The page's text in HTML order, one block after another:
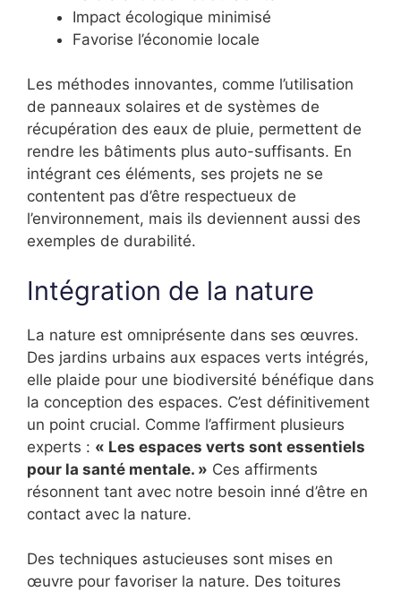
Impact écologique minimisé
Favorise l’économie locale
Les méthodes innovantes, comme l’utilisation
de panneaux solaires et de systèmes de
récupération des eaux de pluie, permettent de
rendre les bâtiments plus auto-suffisants. En
intégrant ces éléments, ses projets ne se
contentent pas d’être respectueux de
l’environnement, mais ils deviennent aussi des
exemples de durabilité.
Intégration de la nature
La nature est omniprésente dans ses œuvres.
Des jardins urbains aux espaces verts intégrés,
elle plaide pour une biodiversité bénéfique dans
la conception des espaces. C’est définitivement
un point crucial. Comme l’affirment plusieurs
experts : « Les espaces verts sont essentiels
pour la santé mentale. » Ces affirments
résonnent tant avec notre besoin inné d’être en
contact avec la nature.
Des techniques astucieuses sont mises en
œuvre pour favoriser la nature. Des toitures